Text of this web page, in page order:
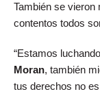
También se vieron
contentos todos
“Estamos
Moran, también
tus derechos no